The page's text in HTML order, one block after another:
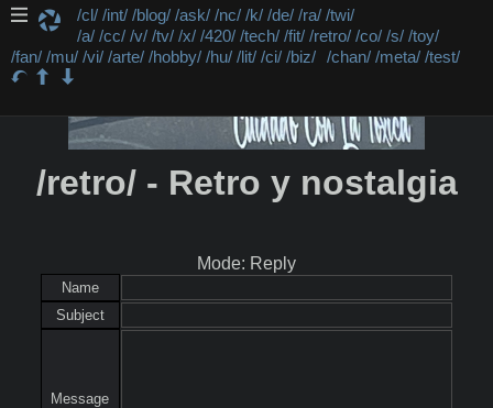
/cl/ /int/ /blog/ /ask/ /nc/ /k/ /de/ /ra/ /twi/
/a/ /cc/ /v/ /tv/ /x/ /420/ /tech/ /fit/ /retro/ /co/ /s/ /toy/
/fan/ /mu/ /vi/ /arte/ /hobby/ /hu/ /lit/ /ci/ /biz/ /chan/ /meta/ /test/
/retro/ - Retro y nostalgia
Mode: Reply
Name
Subject
Message